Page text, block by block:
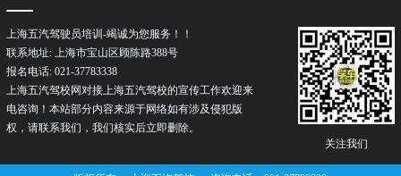
关注我们
上海五汽驾驶员培训-竭诚为您服务！！
联系地址: 上海市宝山区顾陈路388号
报名电话: 021-37783338
上海五汽驾校网对接上海五汽驾校的宣传工作欢迎来
电咨询！本站部分内容来源于网络如有涉及侵犯版
权，请联系我们，我们核实后立即删除。